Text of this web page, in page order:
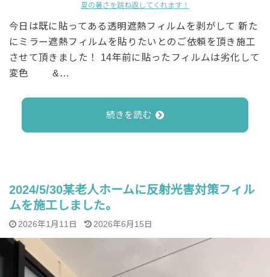
夏の暑さを跳ね返してくれます！
今日は既に貼ってある透明遮熱フィルムを剥がして 新た
にミラー遮熱フィルムを貼りたいとのご依頼を頂き施工
させて頂きました！ 14年前に貼ったフィルムは劣化して
変色 &…
続きを読む
2024/5/30某老人ホームに反射光害対策フィル
ムを施工しました。
2026年1月11日 2026年6月15日